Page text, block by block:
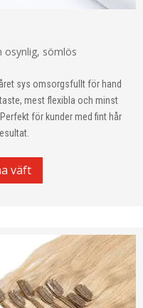
osynlig, sömlös
sys omsorgsfullt för hand
mest flexibla och minst
för kunder med fint hår
väft